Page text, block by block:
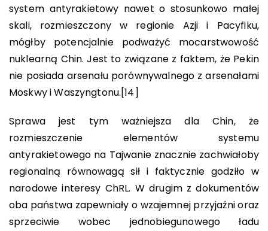
system antyrakietowy nawet o stosunkowo małej
skali, rozmieszczony w regionie Azji i Pacyfiku,
mógłby potencjalnie podważyć mocarstwowość
nuklearną Chin. Jest to związane z faktem, że Pekin
nie posiada arsenału porównywalnego z arsenałami
Moskwy i Waszyngtonu.[14]
Sprawa jest tym ważniejsza dla Chin, że
rozmieszczenie elementów systemu
antyrakietowego na Tajwanie znacznie zachwiałoby
regionalną równowagą sił i faktycznie godziło w
narodowe interesy ChRL. W drugim z dokumentów
oba państwa zapewniały o wzajemnej przyjaźni oraz
sprzeciwie wobec jednobiegunowego ładu